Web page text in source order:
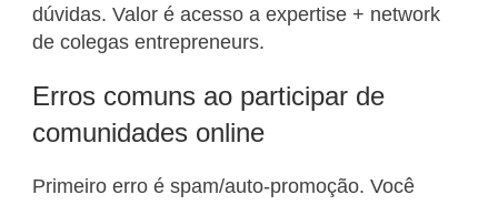
dúvidas. Valor é acesso a expertise + network
de colegas entrepreneurs.
Erros comuns ao participar de
comunidades online
Primeiro erro é spam/auto-promoção. Você